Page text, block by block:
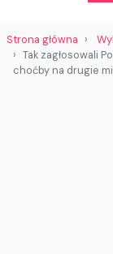
Strona główna
Tak zagłosowali
choćby na drugie